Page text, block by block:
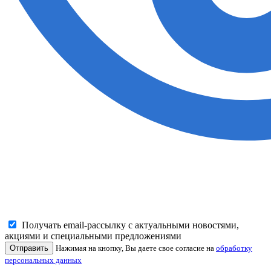
Получать email-рассылку с актуальными новостями,
акциями и специальными предложениями
Отправить Нажимая на кнопку, Вы даете свое согласие на обработку
персональных данных